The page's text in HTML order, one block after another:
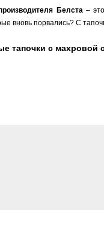
Белста– это
вновь порвались? С
тапочки с махровой